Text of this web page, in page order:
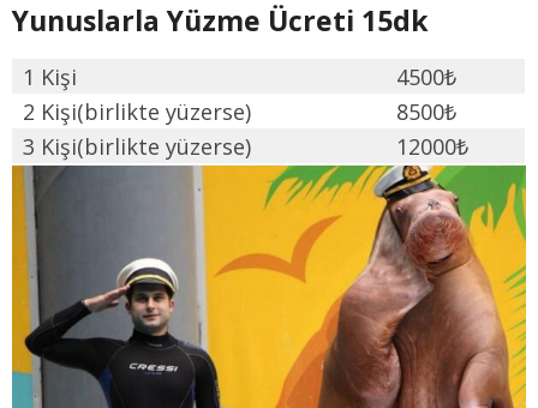
Yunuslarla Yüzme Ücreti 15dk
1 Kişi
4500₺
2 Kişi(birlikte yüzerse)
8500₺
3 Kişi(birlikte yüzerse)
12000₺